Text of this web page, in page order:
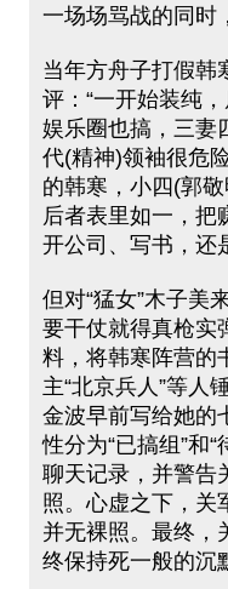
一场场骂战的同时
当年方舟子打假韩
评：“一开始装纯
娱乐圈也搞，三妻
代(精神)领袖很危
的韩寒，小四(郭
后者表里如一，把
开公司、写书，还
但对“猛女”木子美
要干仗就得真枪实
料，将韩寒阵营的
主“北京兵人”等人
金波早前写给她的
性分为“已搞组”和
聊天记录，并警告
照。心虚之下，关
并无裸照。最终，
终保持死一般的沉